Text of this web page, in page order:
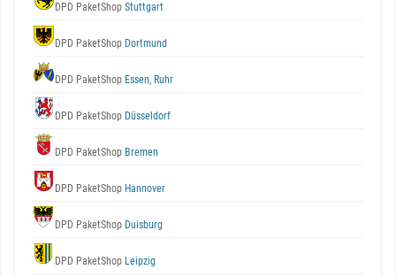
DPD PaketShop Stuttgart
DPD PaketShop Dortmund
DPD PaketShop Essen, Ruhr
DPD PaketShop Düsseldorf
DPD PaketShop Bremen
DPD PaketShop Hannover
DPD PaketShop Duisburg
DPD PaketShop Leipzig